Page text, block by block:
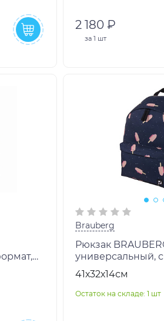
2 180 ₽
за1 шт
Brauberg
Рюкзак
универсальный,
Мороженое, 20
см, 228858
41х32х14см
Остаток на складе: 1 шт